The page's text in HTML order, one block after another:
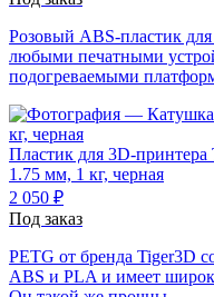
Розовый ABS-пластик
любыми печатными
подогреваемыми
Пластик для 3D-принтера
1.75 мм, 1 кг, черная
2 050 ₽
Под заказ
PETG от бренда Tiger3D
ABS и PLA и имеет